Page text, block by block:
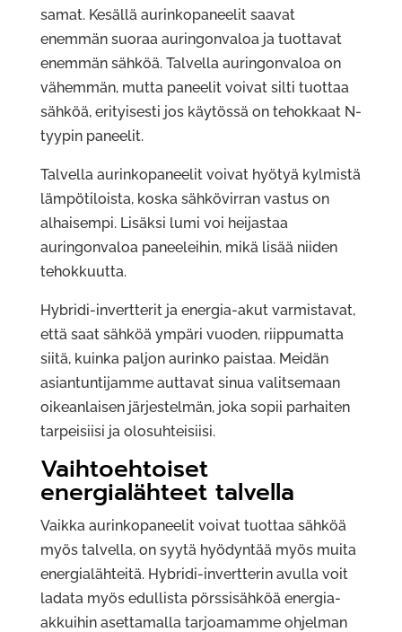
samat. Kesällä aurinkopaneelit saavat
enemmän suoraa auringonvaloa ja tuottavat
enemmän sähköä. Talvella auringonvaloa on
vähemmän, mutta paneelit voivat silti tuottaa
sähköä, erityisesti jos käytössä on tehokkaat N-
tyypin paneelit.
Talvella aurinkopaneelit voivat hyötyä kylmistä
lämpötiloista, koska sähkövirran vastus on
alhaisempi. Lisäksi lumi voi heijastaa
auringonvaloa paneeleihin, mikä lisää niiden
tehokkuutta.
Hybridi-invertterit ja energia-akut varmistavat,
että saat sähköä ympäri vuoden, riippumatta
siitä, kuinka paljon aurinko paistaa. Meidän
asiantuntijamme auttavat sinua valitsemaan
oikeanlaisen järjestelmän, joka sopii parhaiten
tarpeisiisi ja olosuhteisiisi.
Vaihtoehtoiset
energialähteet talvella
Vaikka aurinkopaneelit voivat tuottaa sähköä
myös talvella, on syytä hyödyntää myös muita
energialähteitä. Hybridi-invertterin avulla voit
ladata myös edullista pörssisähköä energia-
akkuihin asettamalla tarjoamamme ohjelman